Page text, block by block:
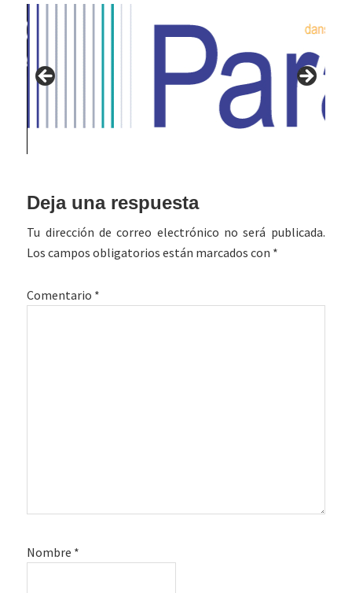
Interacciones
con
los
Deja una respuesta
Tu dirección de correo electrónico no será publicada.
Los campos obligatorios están marcados con *
Comentario *
Nombre *